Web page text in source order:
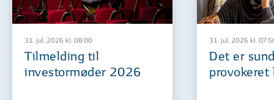
31. jul. 2026 kl. 08:00
Tilmelding til
investormøder 2026
31. jul. 2026 kl.
Det er
provokeret